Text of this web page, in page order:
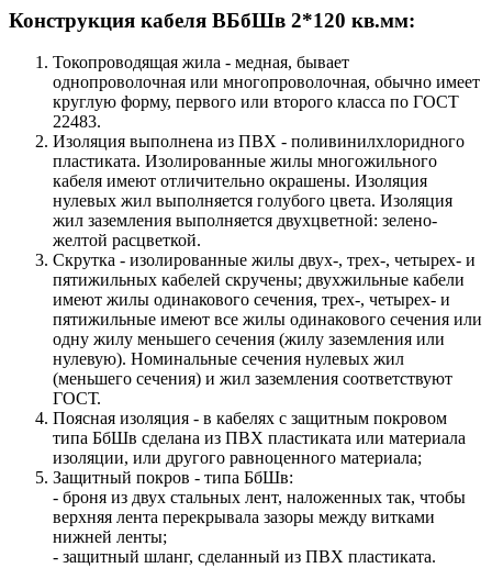
Конструкция кабеля ВБбШв 2*120 кв.мм:
Токопроводящая жила - медная, бывает
однопроволочная или многопроволочная, обычно имеет
круглую форму, первого или второго класса по ГОСТ
22483.
Изоляция выполнена из ПВХ - поливинилхлоридного
пластиката. Изолированные жилы многожильного
кабеля имеют отличительно окрашены. Изоляция
нулевых жил выполняется голубого цвета. Изоляция
жил заземления выполняется двухцветной: зелено-
желтой расцветкой.
Скрутка - изолированные жилы двух-, трех-, четырех- и
пятижильных кабелей скручены; двухжильные кабели
имеют жилы одинакового сечения, трех-, четырех- и
пятижильные имеют все жилы одинакового сечения или
одну жилу меньшего сечения (жилу заземления или
нулевую). Номинальные сечения нулевых жил
(меньшего сечения) и жил заземления соответствуют
ГОСТ.
Поясная изоляция - в кабелях с защитным покровом
типа БбШв сделана из ПВХ пластиката или материала
изоляции, или другого равноценного материала;
Защитный покров - типа БбШв:
- броня из двух стальных лент, наложенных так, чтобы
верхняя лента перекрывала зазоры между витками
нижней ленты;
- защитный шланг, сделанный из ПВХ пластиката.